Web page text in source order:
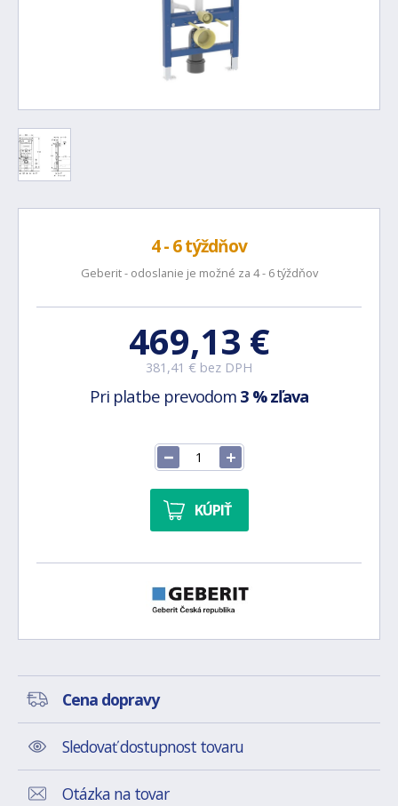
4 - 6 týždňov
Geberit - odoslanie je možné za 4 - 6 týždňov
469,13 €
381,41 € bez DPH
Pri platbe prevodom 3 % zľava
KÚPIŤ
Cena dopravy
Sledovať dostupnost tovaru
Otázka na tovar